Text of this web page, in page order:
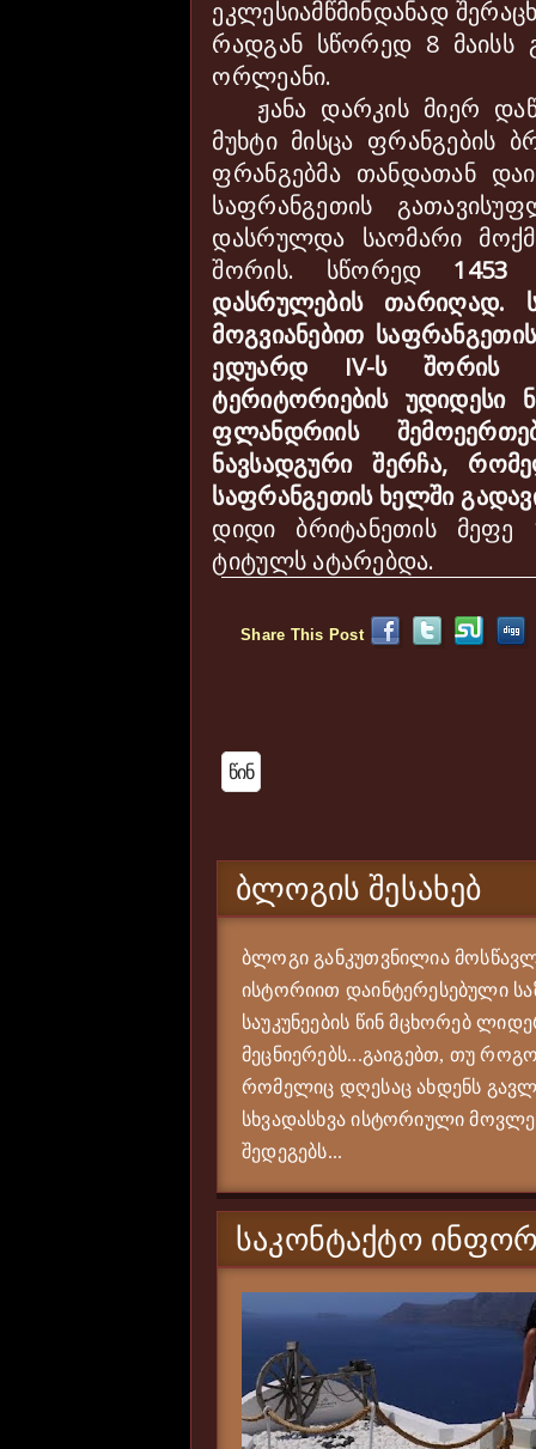
ეკლესიამწმინდანად
რადგან სწორედ 8 მაისს
ორლეანი.
ჟანა დარკის მიერ
მუხტი მისცა ფრანგების
ფრანგებმა თანდათან
საფრანგეთის
დასრულდა საომარი
შორის. სწორედ 1453
დასრულების თარიღად.
მოგვიანებით
ედუარდ IV-ს შორის
ტერიტორიების უდიდესი
ფლანდრიის
ნავსადგური შერჩა,
საფრანგეთის ხელში
დიდი ბრიტანეთის მეფე
ტიტულს ატარებდა.
Share This Post
Წინ
ᲑᲚᲝᲒᲘᲡ ᲨᲔᲡᲐᲮᲔᲑ
ბლოგი განკუთვნილია
ისტორიით დაინტერესებული
საუკუნეების წინ მცხორებ
მეცნიერებს...გაიგებთ, თუ
რომელიც დღესაც ახდენს
სხვადასხვა ისტორიული
შედეგებს...
ᲡᲐᲙᲝᲜᲢᲐᲥᲢᲝ